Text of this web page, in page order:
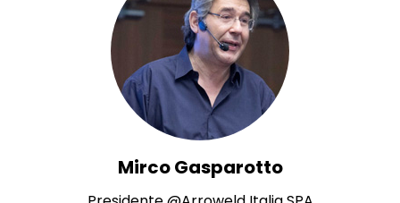
Mirco Gasparotto